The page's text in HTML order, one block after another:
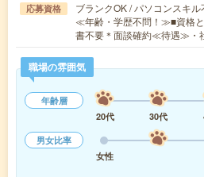
応募資格
ブランクOK / パソコンスキ
≪年齢・学歴不問！≫■資格
書不要＊面談確約≪待遇≫・
職場の雰囲気
年齢層
20代
30代
男女比率
女性